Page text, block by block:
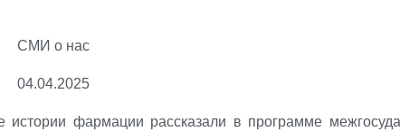
СМИ о нас
04.04.2025
фармации рассказали в программе